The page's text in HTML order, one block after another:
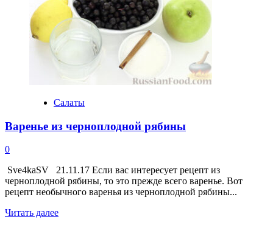
Салаты
Варенье из черноплодной рябины
0
Sve4kaSV 21.11.17 Если вас интересует рецепт из
черноплодной рябины, то это прежде всего варенье. Вот
рецепт необычного варенья из черноплодной рябины...
Читать далееПрочитать